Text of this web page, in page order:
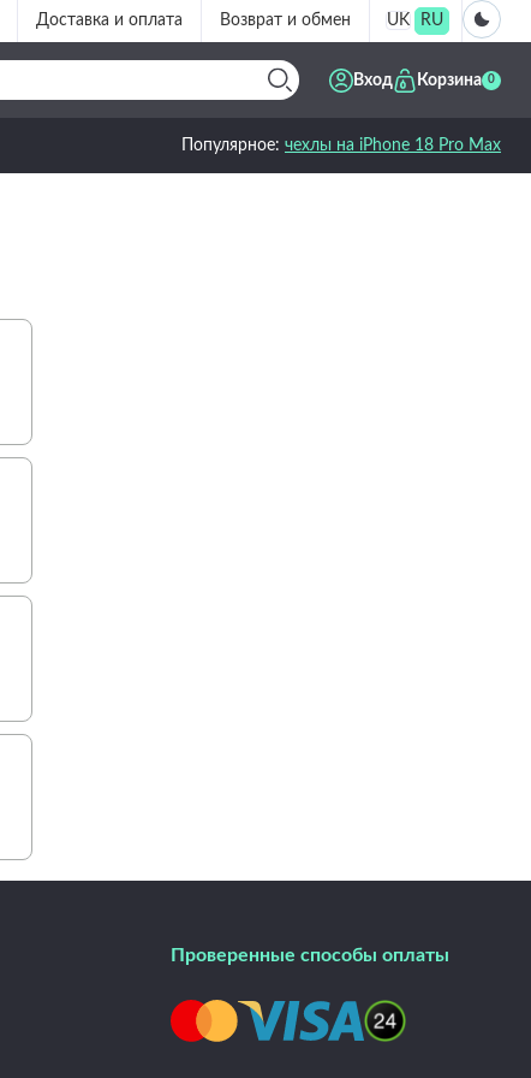
Доставка и оплата Возврат и обмен UK RU
Вход Корзина 0
Популярное: чехлы на iPhone 18 Pro Max
Проверенные способы оплаты